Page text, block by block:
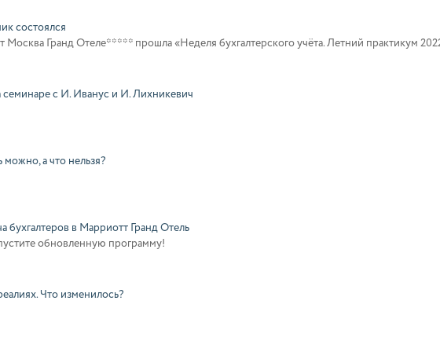
состоялся
Гранд Отеле***** прошла «Неделя бухгалтерского учёта. Летний практикум
с И. Иванус и И. Лихникевич
а что нельзя?
бухгалтеров в Марриотт Гранд Отель
обновленную программу!
Что изменилось?